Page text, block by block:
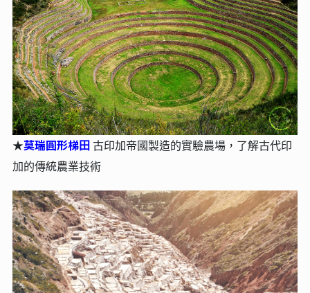
★莫瑞圓形梯⽥ 古印加帝國製造的實驗農場，了解古代印
加的傳統農業技術